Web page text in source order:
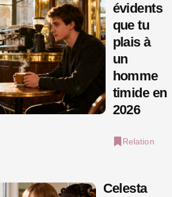
évidents
que tu
plais à
un
homme
timide en
2026
Relation
Celesta